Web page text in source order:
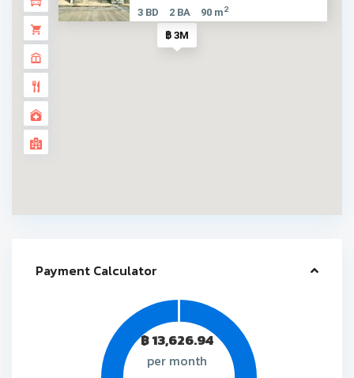
฿ 3M
3 BD 2 BA 90 m2
Payment Calculator
฿13,626.94
per month